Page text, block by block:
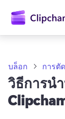
เนื้อหา
หลัก
บล็อก การตั
วิธีการน